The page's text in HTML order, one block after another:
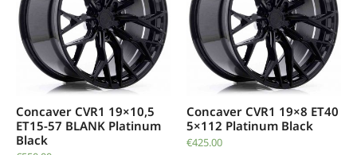
Concaver CVR1 19×10,5
ET15-57 BLANK Platinum
Black
Concaver CVR1 19×8 ET40
5×112 Platinum Black
€425.00